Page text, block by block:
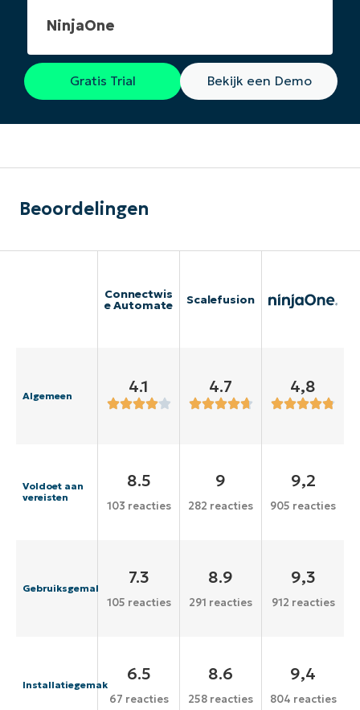
NinjaOne
Gratis Trial Bekijk een Demo
Beoordelingen
Connectwis
e Automate Scalefusion
Algemeen 4.1 4.7 4,8
Voldoet aan
vereisten
8.5
103 reacties
9
282 reacties
9,2
905 reacties
Gebruiksgemak
7.3
105 reacties
8.9
291 reacties
9,3
912 reacties
Installatiegemak
6.5
67 reacties
8.6
258 reacties
9,4
804 reacties